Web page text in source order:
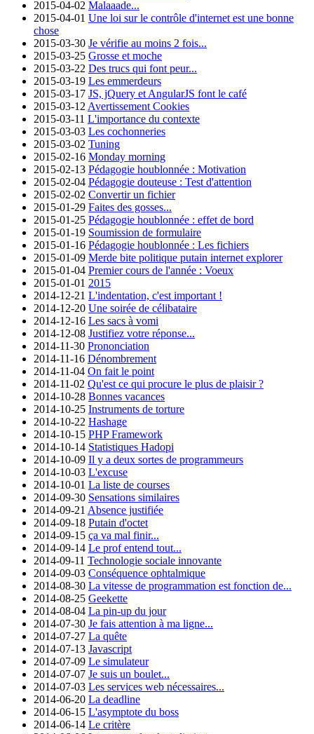
2015-04-02 Malaaade...
2015-04-01 Une loi sur le contrôle d'internet est une bonne
chose
2015-03-30 Je vérifie au moins 2 fois...
2015-03-25 Grosse et moche
2015-03-22 Des trucs qui font peur...
2015-03-19 Les emmerdeurs
2015-03-17 JS, jQuery et AngularJS font le café
2015-03-12 Avertissement Cookies
2015-03-11 L'importance du contexte
2015-03-03 Les cochonneries
2015-03-02 Tuning
2015-02-16 Monday morning
2015-02-13 Pédagogie houblonnée : Motivation
2015-02-04 Pédagogie douteuse : Test d'attention
2015-02-02 Convertir un fichier
2015-01-29 Faites des gosses...
2015-01-25 Pédagogie houblonnée : effet de bord
2015-01-19 Soumission de formulaire
2015-01-16 Pédagogie houblonnée : Les fichiers
2015-01-09 Merde bite politique putain internet explorer
2015-01-04 Premier cours de l'année : Voeux
2015-01-01 2015
2014-12-21 L'indentation, c'est important !
2014-12-20 Une soirée de célibataire
2014-12-16 Les sacs à vomi
2014-12-08 Justifiez votre réponse...
2014-11-30 Prononciation
2014-11-16 Dénombrement
2014-11-04 On fait le point
2014-11-02 Qu'est ce qui procure le plus de plaisir ?
2014-10-28 Bonnes vacances
2014-10-25 Instruments de torture
2014-10-22 Hashage
2014-10-15 PHP Framework
2014-10-14 Statistiques Hadopi
2014-10-09 Il y a deux sortes de programmeurs
2014-10-03 L'excuse
2014-10-01 La liste de courses
2014-09-30 Sensations similaires
2014-09-21 Absence justifiée
2014-09-18 Putain d'octet
2014-09-15 ça va mal finir...
2014-09-14 Le prof entend tout...
2014-09-11 Technologie sociale innovante
2014-09-03 Conséquence ophtalmique
2014-08-30 La vitesse de programmation est fonction de...
2014-08-25 Geekette
2014-08-04 La pin-up du jour
2014-07-30 Je fais attention à ma ligne...
2014-07-27 La quête
2014-07-13 Javascript
2014-07-09 Le simulateur
2014-07-07 Je suis un boulet...
2014-07-03 Les services web nécessaires...
2014-06-20 La deadline
2014-06-15 L'asymptote du boss
2014-06-14 Le critère